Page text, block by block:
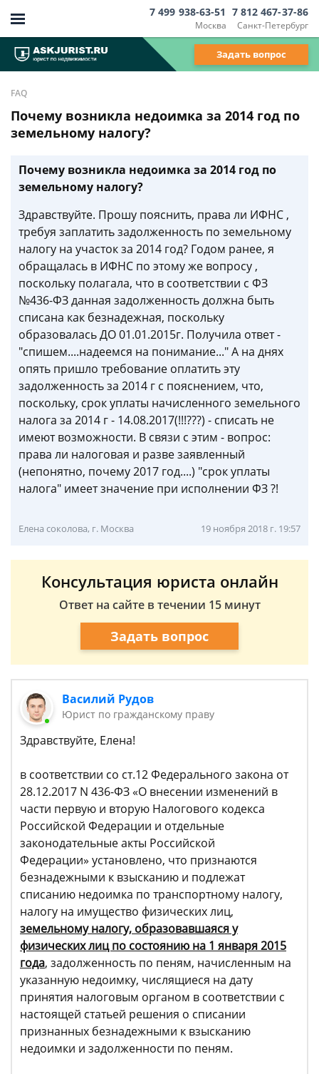
Москва
7 499 938-63-51
Санкт-Петербург
7 812 467-37-86
Задать вопрос
FAQ
Почему возникла недоимка за 2014 год по
земельному налогу?
Почему возникла недоимка за 2014 год по
земельному налогу?
Здравствуйте. Прошу пояснить, права ли ИФНС ,
требуя заплатить задолженность по земельному
налогу на участок за 2014 год? Годом ранее, я
обращалась в ИФНС по этому же вопросу ,
поскольку полагала, что в соответствии с ФЗ
№436-ФЗ данная задолженность должна быть
списана как безнадежная, поскольку
образовалась ДО 01.01.2015г. Получила ответ -
"спишем....надеемся на понимание..." А на днях
опять пришло требование оплатить эту
задолженность за 2014 г с пояснением, что,
поскольку, срок уплаты начисленного земельного
налога за 2014 г - 14.08.2017(!!!???) - списать не
имеют возможности. В связи с этим - вопрос:
права ли налоговая и разве заявленный
(непонятно, почему 2017 год....) "срок уплаты
налога" имеет значение при исполнении ФЗ ?!
Елена соколова, г. Москва 19 ноября 2018 г. 19:57
Консультация юриста онлайн
Ответ на сайте в течении 15 минут
Задать вопрос
Василий Рудов
Юрист по гражданскому праву
Здравствуйте, Елена!
в соответствии со ст.12 Федерального закона от
28.12.2017 N 436-ФЗ «О внесении изменений в
части первую и вторую Налогового кодекса
Российской Федерации и отдельные
законодательные акты Российской
Федерации» установлено, что признаются
безнадежными к взысканию и подлежат
списанию недоимка по транспортному налогу,
налогу на имущество физических лиц,
земельному налогу, образовавшаяся у
физических лиц по состоянию на 1 января 2015
года, задолженность по пеням, начисленным на
указанную недоимку, числящиеся на дату
принятия налоговым органом в соответствии с
настоящей статьей решения о списании
признанных безнадежными к взысканию
недоимки и задолженности по пеням.